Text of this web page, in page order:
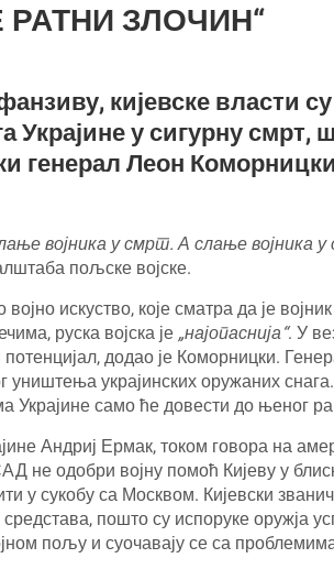
ЗЛОЧИН“
кијевске власти
у сигурну смрт,
генерал Леон
војника у смрт. А слање војника у
пољске војске.
искуство, које сматра да је
руска војска је „најопаснија“. У
додао је Коморницки.
уништења украјинских оружаних
Украјине само ће довести до њеног
Андриј Ермак, током говора на
не одобри војну помоћ Кијеву у
у сукобу са Москвом. Кијевски
пошто су испоруке оружја
пољу и суочавају се са